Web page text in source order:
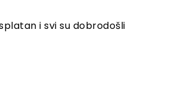
i svi su dobrodošli